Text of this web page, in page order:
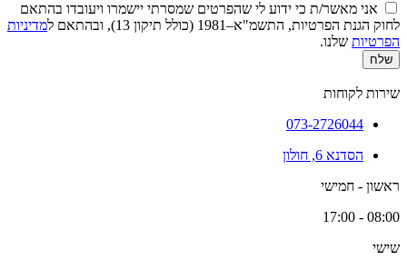
אני מאשר/ת כי ידוע לי שהפרטים שמסרתי יישמרו ויעובדו בהתאם
לחוק הגנת הפרטיות, התשמ"א–1981 (כולל תיקון 13), ובהתאם ל
מדיניות
הפרטיות שלנו.
שלח
שירות לקוחות
073-2726044
הסדנא 6, חולון
ראשון - חמישי
08:00 - 17:00
שישי